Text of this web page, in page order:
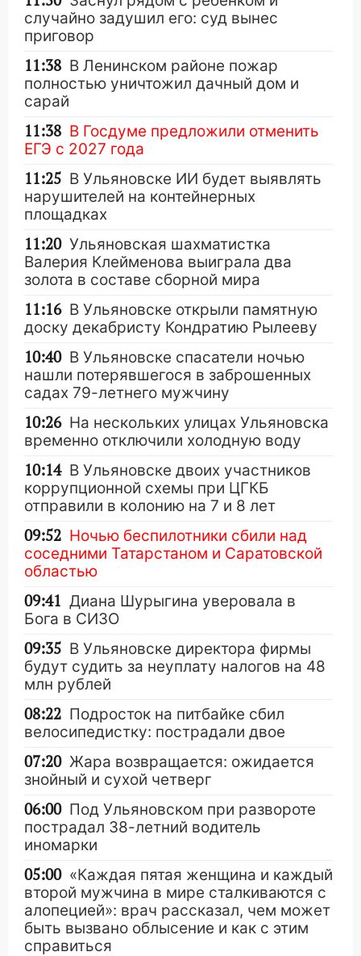
случайно задушил его: суд вынес
приговор
11:38 В Ленинском районе пожар
полностью уничтожил дачный дом и
сарай
11:38 В Госдуме предложили отменить
ЕГЭ с 2027 года
11:25 В Ульяновске ИИ будет выявлять
нарушителей на контейнерных
площадках
11:20 Ульяновская шахматистка
Валерия Клейменова выиграла два
золота в составе сборной мира
11:16 В Ульяновске открыли памятную
доску декабристу Кондратию Рылееву
10:40 В Ульяновске спасатели ночью
нашли потерявшегося в заброшенных
садах 79-летнего мужчину
10:26 На нескольких улицах Ульяновска
временно отключили холодную воду
10:14 В Ульяновске двоих участников
коррупционной схемы при ЦГКБ
отправили в колонию на 7 и 8 лет
09:52 Ночью беспилотники сбили над
соседними Татарстаном и Саратовской
областью
09:41 Диана Шурыгина уверовала в
Бога в СИЗО
09:35 В Ульяновске директора фирмы
будут судить за неуплату налогов на 48
млн рублей
08:22 Подросток на питбайке сбил
велосипедистку: пострадали двое
07:20 Жара возвращается: ожидается
знойный и сухой четверг
06:00 Под Ульяновском при развороте
пострадал 38-летний водитель
иномарки
05:00 «Каждая пятая женщина и каждый
второй мужчина в мире сталкиваются с
алопецией»: врач рассказал, чем может
быть вызвано облысение и как с этим
справиться